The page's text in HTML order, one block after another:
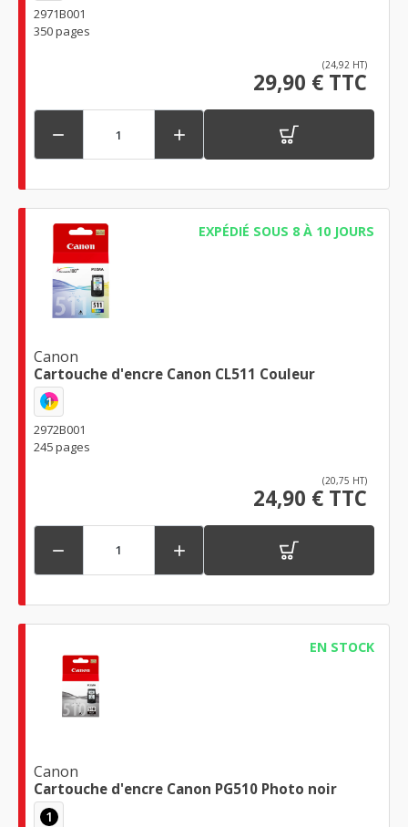
2971B001
350 pages
(24,92 HT)
29,90 € TTC
 
EXPÉDIÉ SOUS 8 À 10 JOURS
Canon
Cartouche d'encre Canon CL511 Couleur
1
2972B001
245 pages
(20,75 HT)
24,90 € TTC
 
EN STOCK
Canon
Cartouche d'encre Canon PG510 Photo noir
1